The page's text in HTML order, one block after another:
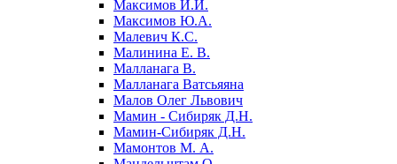
Максимов И.И.
Максимов Ю.А.
Малевич К.С.
Малинина Е. В.
Малланага В.
Малланага Ватсьяяна
Малов Олег Львович
Мамин - Сибиряк Д.Н.
Мамин-Сибиряк Д.Н.
Мамонтов М. А.